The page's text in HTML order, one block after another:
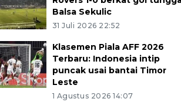
Balsa Sekulic
31 Juli 2026 22:52
Klasemen Piala AFF 2026
Terbaru: Indonesia intip
puncak usai bantai Timor
Leste
1 Agustus 2026 14:07